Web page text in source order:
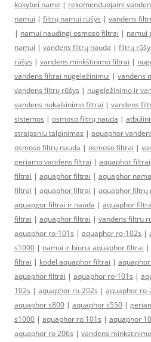
kokybei name | rekomenduojami
namui | filtrų namui rūšys | vandens
| namui naudingi osmoso filtrai | namui
namui | vandens filtrų nauda | filtrų
rūšys | vandens minkštinimo filtrai |
vandens filtrai nugeležinimui | vandens
vandens filtrų rūšys | nugeležinimo ir
vandens nukalkinimo filtrai | vandens
sistemos | osmoso filtrų nauda |
straipsniu talpinimas | aquaphor
osmoso filtrų nauda | osmoso filtrai |
geriamo vandens filtrai | aquaphor filtrai
filtrai | aquaphor filtrai | aquaphor
filtrai | aquaphor filtrai | aquaphor filtrų
aquapgor filtrai ir nauda | aquaphor
filtrai | aquaphor filtrai | vandens filtru
aquaphor ro-101s | aquaphor ro-102s |
s1000 | namui ir biurui aquaphor filtrai |
filtrai | kodel aquaphor filtrai |
aquaphor filtrai | aquaphor ro-101s |
102s | aquaphor ro-202s | aquaphor ro-
aquaphor s800 | aquaphor s550 |
s1000 | aquaphor ro 101s | aquaphor
aquaphor ro 206s | vandens